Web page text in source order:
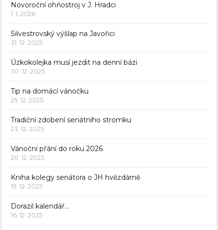
Novoroční ohňostroj v J. Hradci
1. 1. 2026
Silvestrovský výšlap na Javořici
31. 12. 2025
Úzkokolejka musí jezdit na denní bázi
30. 12. 2025
Tip na domácí vánočku
25. 12. 2025
Tradiční zdobení senátního stromku
23. 12. 2025
Vánoční přání do roku 2026
20. 12. 2025
Kniha kolegy senátora o JH hvězdárně
19. 12. 2025
Dorazil kalendář…
16. 12. 2025